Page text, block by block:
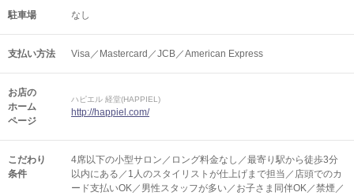
駐車場 なし
支払い方法 Visa／Mastercard／JCB／American Express
お店の
ホーム
ページ
ハピエル 経堂(HAPPIEL)
http://happiel.com/
こだわり
条件
4席以下の小型サロン／ロング料金なし／最寄り駅から徒歩3分
以内にある／1人のスタイリストが仕上げまで担当／店頭でのカ
ード支払いOK／男性スタッフが多い／お子さま同伴OK／禁煙／